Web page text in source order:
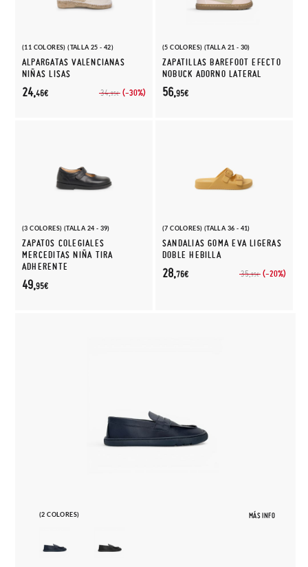
(11 COLORES) (TALLA 25 - 42)
ALPARGATAS VALENCIANAS
NIÑAS LISAS
34,95€ (-30%)
24,46€
(5 COLORES) (TALLA 21 - 30)
ZAPATILLAS BAREFOOT EFECTO
NOBUCK ADORNO LATERAL
56,95€
(3 COLORES) (TALLA 24 - 39)
ZAPATOS COLEGIALES
MERCEDITAS NIÑA TIRA
ADHERENTE
49,95€
(7 COLORES) (TALLA 36 - 41)
SANDALIAS GOMA EVA LIGERAS
DOBLE HEBILLA
35,95€ (-20%)
28,76€
(2 COLORES) MÁS INFO